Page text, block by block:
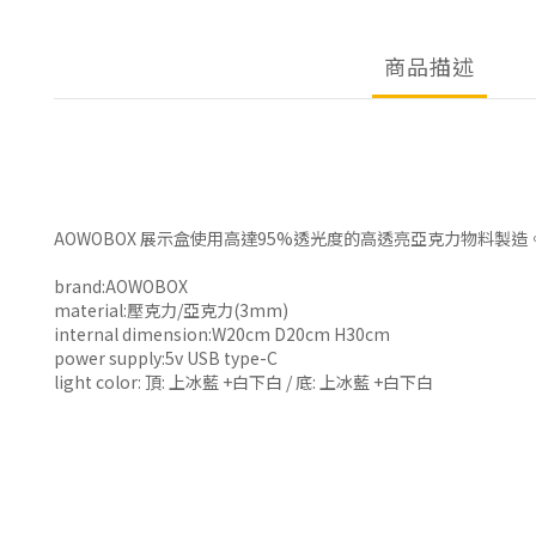
商品描述
AOWOBOX 展示盒使用高達95%透光度的高透亮亞克力物料製
brand:AOWOBOX
material:壓克力/亞克力(3mm)
internal dimension:W20cm D20cm H30cm
power supply:5v USB type-C
light color: 頂: 上冰藍 +白下白 / 底: 上冰藍 +白下白